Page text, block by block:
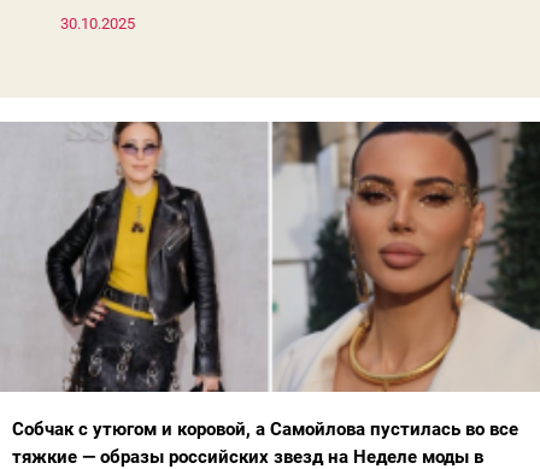
30.10.2025
Собчак с утюгом и коровой, а Самойлова пустилась во все
тяжкие — образы российских звезд на Неделе моды в